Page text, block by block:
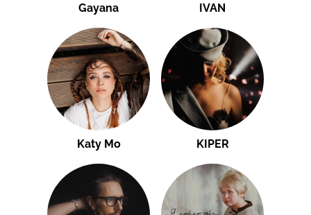
Gayana IVAN
Katy Mo KIPER